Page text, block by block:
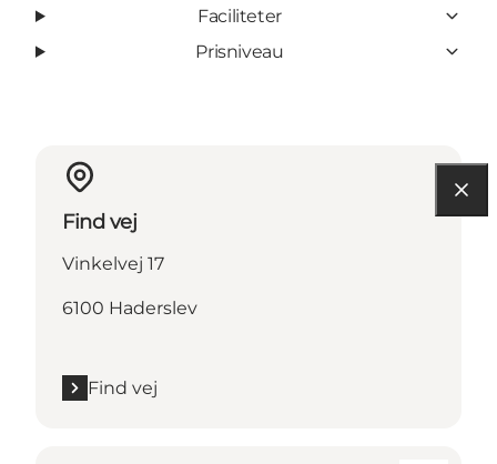
Faciliteter
Prisniveau
Find vej
Vinkelvej 17
6100 Haderslev
Find vej